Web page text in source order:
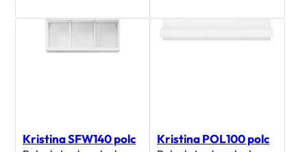
Kristina SFW140 polc Kristina POL100 polc